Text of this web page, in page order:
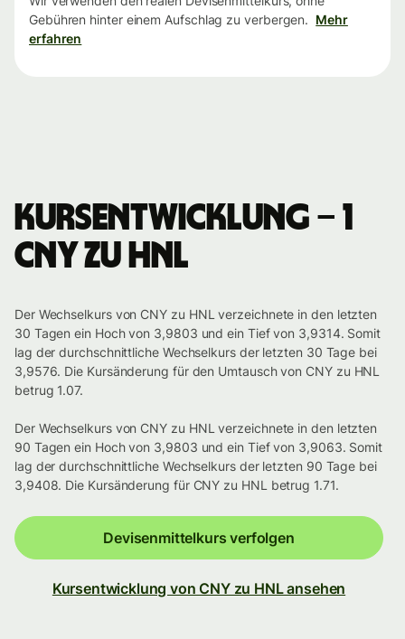
Gebühren hinter einem Aufschlag zu verbergen. Mehr
erfahren
Kursentwicklung – 1
CNY zu HNL
Der Wechselkurs von CNY zu HNL verzeichnete in den letzten
30 Tagen ein Hoch von 3,9803 und ein Tief von 3,9314. Somit
lag der durchschnittliche Wechselkurs der letzten 30 Tage bei
3,9576. Die Kursänderung für den Umtausch von CNY zu HNL
betrug 1.07.
Der Wechselkurs von CNY zu HNL verzeichnete in den letzten
90 Tagen ein Hoch von 3,9803 und ein Tief von 3,9063. Somit
lag der durchschnittliche Wechselkurs der letzten 90 Tage bei
3,9408. Die Kursänderung für CNY zu HNL betrug 1.71.
Devisenmittelkurs verfolgen
Kursentwicklung von CNY zu HNL ansehen